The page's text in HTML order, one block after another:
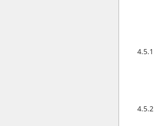
4.5.1
4.5.2